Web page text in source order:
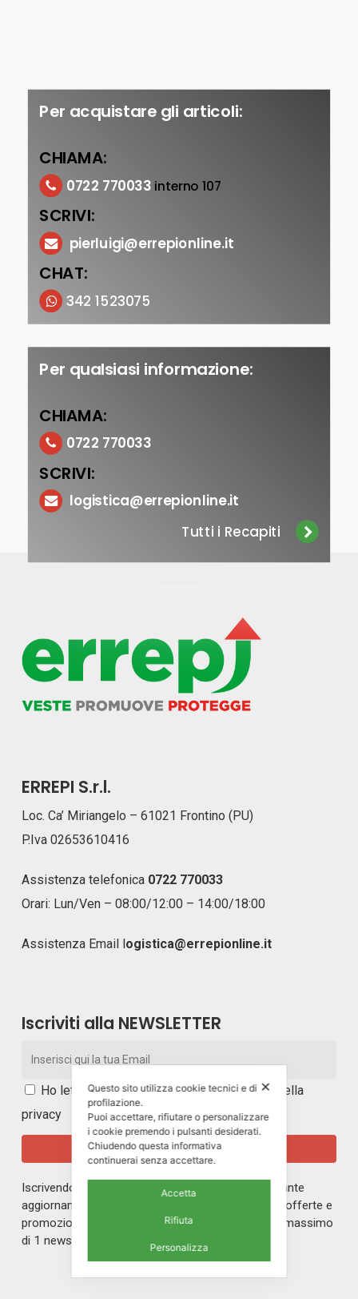
Per acquistare gli articoli:
CHIAMA:
0722 770033 interno 107
SCRIVI:
pierluigi@errepionline.it
CHAT:
342 1523075
Per qualsiasi informazione:
CHIAMA:
0722 770033
SCRIVI:
logistica@errepionline.it
Tutti i Recapiti
ERREPI S.r.l.
Loc. Ca’ Miriangelo – 61021 Frontino (PU)
P.Iva 02653610416
Assistenza telefonica 0722 770033
Orari: Lun/Ven – 08:00/12:00 – 14:00/18:00
Assistenza Email ogistica@errepionline.it
Iscriviti alla NEWSLETTER
Ho letto e accetto itermini e le condizioni della
privacy
Iscrivendoti alla nostra newsletter rimarrai in costante
aggiornamento sul mondo di ERREPI, sulle nuove offerte e
promozioni riservate ai nostri iscritti. Riceverai un massimo
di 1 newsletter al mese.
✕
Questo sito utilizza cookie tecnici e di
profilazione.
Puoi accettare, rifiutare o personalizzare
i cookie premendo i pulsanti desiderati.
Chiudendo questa informativa
continuerai senza accettare.
Accetta
Rifiuta
Personalizza